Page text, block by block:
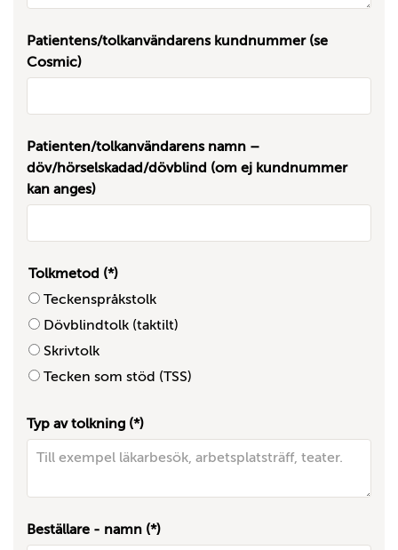
Patientens/tolkanvändarens kundnummer (se
Cosmic)
Patienten/tolkanvändarens namn –
döv/hörselskadad/dövblind (om ej kundnummer
kan anges)
Tolkmetod
Teckenspråkstolk
Dövblindtolk (taktilt)
Skrivtolk
Tecken som stöd (TSS)
Typ av tolkning
Beställare - namn